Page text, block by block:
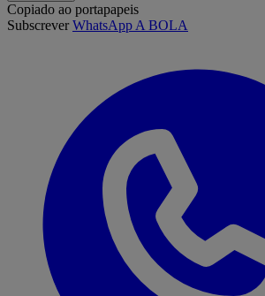
Copiado ao portapapeis
SubscreverWhatsApp A BOLA